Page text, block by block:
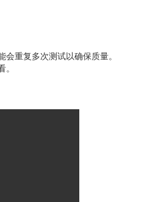
重复多次测试以确保质量。